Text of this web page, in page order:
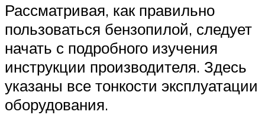
Рассматривая, как правильно
пользоваться бензопилой, следует
начать с подробного изучения
инструкции производителя. Здесь
указаны все тонкости эксплуатации
оборудования.